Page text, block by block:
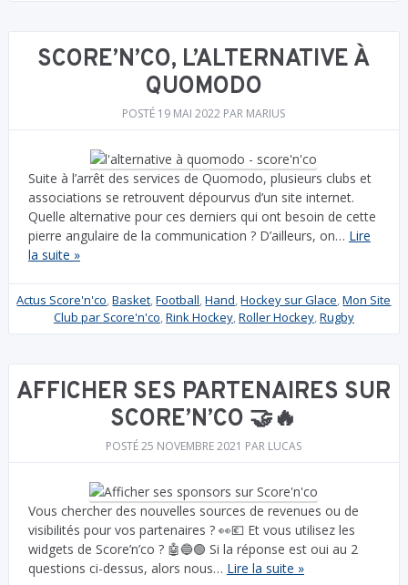
SCORE’N’CO, L’ALTERNATIVE À
QUOMODO
POSTÉ 19 MAI 2022 PAR MARIUS
Suite à l’arrêt des services de Quomodo, plusieurs clubs et
associations se retrouvent dépourvus d’un site internet.
Quelle alternative pour ces derniers qui ont besoin de cette
pierre angulaire de la communication ? D’ailleurs, on… Lire
la suite »
Actus Score'n'co,Basket,Football,Hand,Hockey sur Glace,Mon Site
Club par Score'n'co,Rink Hockey,Roller Hockey,Rugby
AFFICHER SES PARTENAIRES SUR
SCORE’N’CO 🤝🔥
POSTÉ25 NOVEMBRE 2021 PAR LUCAS
Vous chercher des nouvelles sources de revenues ou de
visibilités pour vos partenaires ? 👀💶 Et vous utilisez les
widgets de Score’n’co ? 🤖🔵🟢 Si la réponse est oui au 2
questions ci-dessus, alors nous… Lire la suite »